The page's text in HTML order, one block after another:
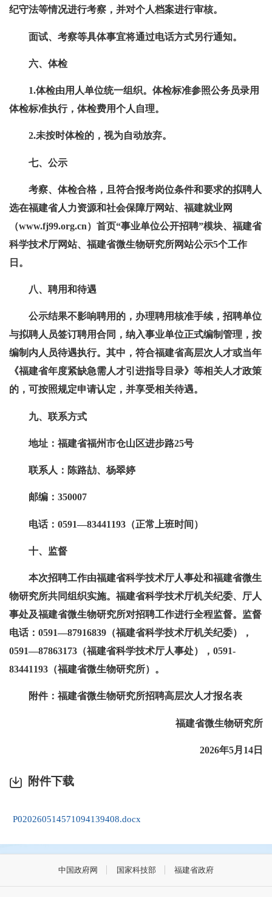
纪守法等情况进行考察，并对个人档案进行审核。
面试、考察等具体事宜将通过电话方式另行通知。
六、体检
1.体检由用人单位统一组织。体检标准参照公务员录用
体检标准执行，体检费用个人自理。
2.未按时体检的，视为自动放弃。
七、公示
考察、体检合格，且符合报考岗位条件和要求的拟聘人
选在福建省人力资源和社会保障厅网站、福建就业网
（www.fj99.org.cn）首页“事业单位公开招聘”模块、福建省
科学技术厅网站、福建省微生物研究所网站公示5个工作
日。
八、聘用和待遇
公示结果不影响聘用的，办理聘用核准手续，招聘单位
与拟聘人员签订聘用合同，纳入事业单位正式编制管理，按
编制内人员待遇执行。其中，符合福建省高层次人才或当年
《福建省年度紧缺急需人才引进指导目录》等相关人才政策
的，可按照规定申请认定，并享受相关待遇。
九、联系方式
地址：福建省福州市仓山区进步路25号
联系人：陈路劼、杨翠婷
邮编：350007
电话：0591—83441193（正常上班时间）
十、监督
本次招聘工作由福建省科学技术厅人事处和福建省微生
物研究所共同组织实施。福建省科学技术厅机关纪委、厅人
事处及福建省微生物研究所对招聘工作进行全程监督。监督
电话：0591—87916839（福建省科学技术厅机关纪委），
0591—87863173（福建省科学技术厅人事处），0591-
83441193（福建省微生物研究所）。
附件：福建省微生物研究所招聘高层次人才报名表
福建省微生物研究所
2026年5月14日
附件下载
P020260514571094139408.docx
中国政府网 国家科技部 福建省政府